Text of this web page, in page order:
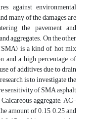
against environmental
many of the damages are
the pavement and
aggregates. On the other
is a kind of hot mix
and a high percentage of
of additives due to drain
is to investigate the
sensitivity of SMA asphalt
aggregate, AC-
amount of 0.15, 0.25 and